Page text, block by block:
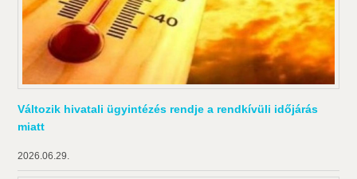
Változik hivatali ügyintézés rendje a rendkívüli időjárás
miatt
2026.06.29.